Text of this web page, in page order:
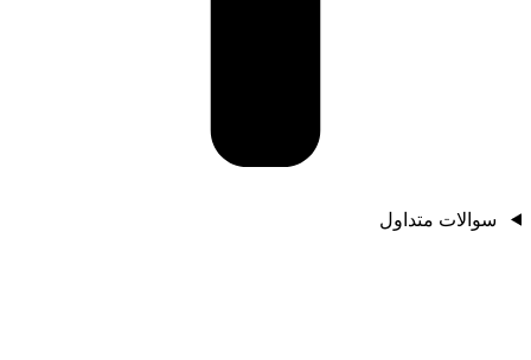
سوالات متداول